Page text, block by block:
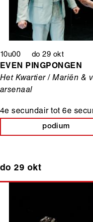
10u00 do 29 okt
4e secundairtot6e
EVEN PINGPONGEN
Het Kwartier / Mariën &
arsenaal
podium
do 29 okt